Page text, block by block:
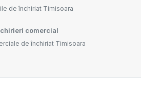
de închiriat Timisoara
comercial
de închiriat Timisoara